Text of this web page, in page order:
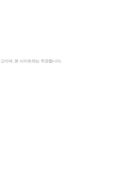
이며, 본 사이트와는 무관합니다.